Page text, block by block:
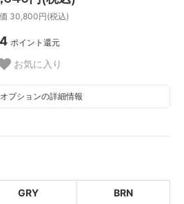
30,800円(税込)
4 ポイント還元
お気に入り
プションの詳細情報
GRY BRN